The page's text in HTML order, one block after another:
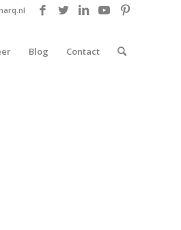
Blog Contact